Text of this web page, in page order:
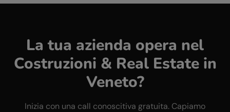
La tua azienda opera nel
Costruzioni & Real Estatein
Veneto?
Inizia con una call conoscitiva gratuita. Capiamo